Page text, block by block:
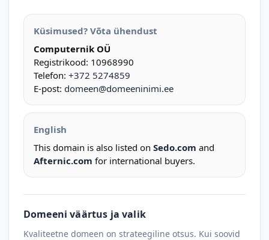
Küsimused? Võta ühendust
Computernik OÜ
Registrikood: 10968990
Telefon: +372 5274859
E-post: domeen@domeeninimi.ee
English
This domain is also listed on Sedo.com and
Afternic.com for international buyers.
Domeeni väärtus ja valik
Kvaliteetne domeen on strateegiline otsus. Kui soovid